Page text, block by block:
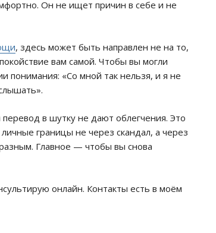
Он не ищет причин в себе и не
, здесь может быть направлен не на то,
вам самой. Чтобы вы могли
понимания: «Со мной так нельзя, и я не
в шутку не дают облегчения. Это
границы не через скандал, а через
Главное — чтобы вы снова
онлайн. Контакты есть в моём